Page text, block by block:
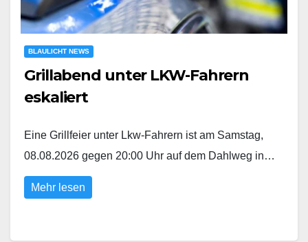
BLAULICHT NEWS
Grillabend unter LKW-Fahrern
eskaliert
Eine Grillfeier unter Lkw-Fahrern ist am Samstag,
08.08.2026 gegen 20:00 Uhr auf dem Dahlweg in…
Mehr lesen